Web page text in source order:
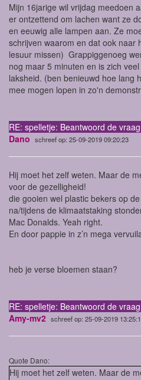
Mijn 16jarige wil vrijdag meedoen
er ontzettend om lachen want ze
en eeuwig alle lampen aan. Ze
schrijven waarom en dat ook naar
lesuur missen) Grappiggenoeg
nog maar 5 minuten en is zich
laksheid. (ben benieuwd hoe lang
mee mogen lopen in zo'n
RE: spelletje: Beantwoord de vraag
Dano schreef op: 25-09-2019 09:20:23
Hij moet het zelf weten. Maar de
voor de gezelligheid!
die gooien wel plastic bekers op
na/tijdens de klimaatstaking
Mac Donalds. Yeah right.
En door pappie in z’n mega
heb je verse bloemen staan?
RE: spelletje: Beantwoord de vraag
Amy-mv2 schreef op: 25-09-2019
Quote Dano:
Hij moet het zelf weten. Maar de